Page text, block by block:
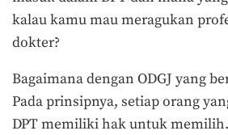
kalau kamu mau meragukan
dokter?
Bagaimana dengan ODGJ yang
Pada prinsipnya, setiap orang
DPT memiliki hak untuk